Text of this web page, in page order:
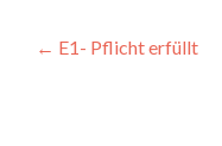
← E1- Pflicht erfüllt